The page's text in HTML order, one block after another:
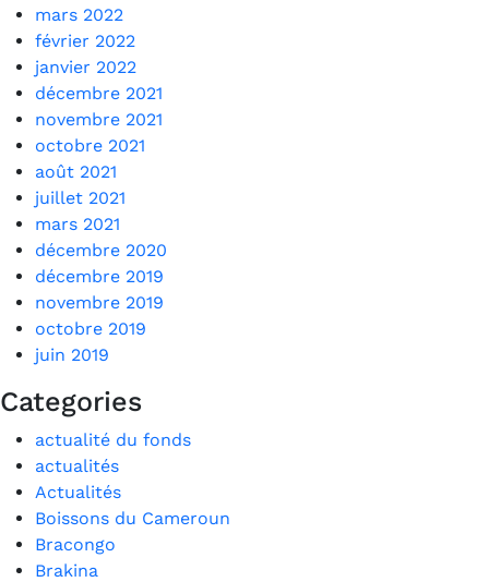
mars 2022
février 2022
janvier 2022
décembre 2021
novembre 2021
octobre 2021
août 2021
juillet 2021
mars 2021
décembre 2020
décembre 2019
novembre 2019
octobre 2019
juin 2019
Categories
actualité du fonds
actualités
Actualités
Boissons du Cameroun
Bracongo
Brakina